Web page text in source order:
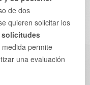
de dos
quieren solicitar los
permite
una evaluación